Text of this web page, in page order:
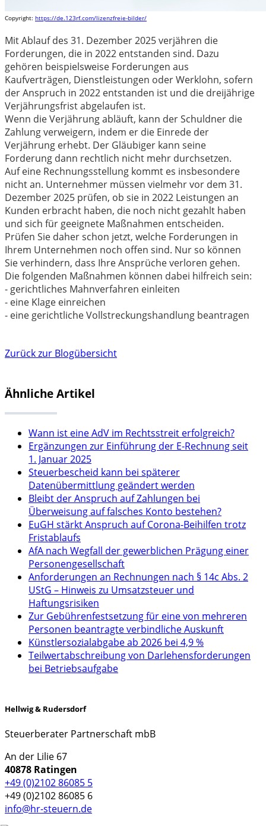
Copyright: https://de.123rf.com/lizenzfreie-bilder/
Mit Ablauf des 31. Dezember 2025 verjähren die
Forderungen, die in 2022 entstanden sind. Dazu
gehören beispielsweise Forderungen aus
Kaufverträgen, Dienstleistungen oder Werklohn, sofern
der Anspruch in 2022 entstanden ist und die dreijährige
Verjährungsfrist abgelaufen ist.
Wenn die Verjährung abläuft, kann der Schuldner die
Zahlung verweigern, indem er die Einrede der
Verjährung erhebt. Der Gläubiger kann seine
Forderung dann rechtlich nicht mehr durchsetzen.
Auf eine Rechnungsstellung kommt es insbesondere
nicht an. Unternehmer müssen vielmehr vor dem 31.
Dezember 2025 prüfen, ob sie in 2022 Leistungen an
Kunden erbracht haben, die noch nicht gezahlt haben
und sich für geeignete Maßnahmen entscheiden.
Prüfen Sie daher schon jetzt, welche Forderungen in
Ihrem Unternehmen noch offen sind. Nur so können
Sie verhindern, dass Ihre Ansprüche verloren gehen.
Die folgenden Maßnahmen können dabei hilfreich sein:
- gerichtliches Mahnverfahren einleiten
- eine Klage einreichen
- eine gerichtliche Vollstreckungshandlung beantragen
Zurück zur Blogübersicht
Ähnliche Artikel
Wann ist eine AdV im Rechtsstreit erfolgreich?
Ergänzungen zur Einführung der E-Rechnung seit
1. Januar 2025
Steuerbescheid kann bei späterer
Datenübermittlung geändert werden
Bleibt der Anspruch auf Zahlungen bei
Überweisung auf falsches Konto bestehen?
EuGH stärkt Anspruch auf Corona-Beihilfen trotz
Fristablaufs
AfA nach Wegfall der gewerblichen Prägung einer
Personengesellschaft
Anforderungen an Rechnungen nach § 14c Abs. 2
UStG – Hinweis zu Umsatzsteuer und
Haftungsrisiken
Zur Gebührenfestsetzung für eine von mehreren
Personen beantragte verbindliche Auskunft
Künstlersozialabgabe ab 2026 bei 4,9 %
Teilwertabschreibung von Darlehensforderungen
bei Betriebsaufgabe
Hellwig & Rudersdorf
Steuerberater Partnerschaft mbB
An der Lilie 67
40878 Ratingen
+49 (0)2102 86085 5
+49 (0)2102 86085 6
info@hr-steuern.de